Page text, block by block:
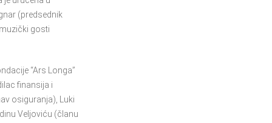
(predsednik
gosti
“Ars Longa”
finansija i
osiguranja), Luki
Veljoviću (članu